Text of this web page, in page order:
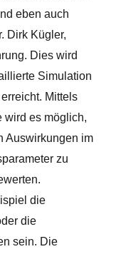
eben auch
Dirk Kügler,
Dies wird
Simulation
Mittels
wird es möglich,
Auswirkungen im
zu
die
die
sein. Die